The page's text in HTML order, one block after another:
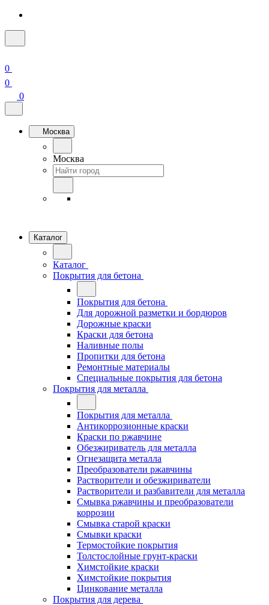
0
0
0
Москва
Москва
Каталог
Каталог
Покрытия для бетона
Покрытия для бетона
Для дорожной разметки и бордюров
Дорожные краски
Краски для бетона
Наливные полы
Пропитки для бетона
Ремонтные материалы
Специальные покрытия для бетона
Покрытия для металла
Покрытия для металла
Антикоррозионные краски
Краски по ржавчине
Обезжириватель для металла
Огнезащита металла
Преобразователи ржавчины
Растворители и обезжириватели
Растворители и разбавители для металла
Смывка ржавчины и преобразователи
коррозии
Смывка старой краски
Смывки краски
Термостойкие покрытия
Толстослойные грунт-краски
Химстойкие краски
Химстойкие покрытия
Цинкование металла
Покрытия для дерева